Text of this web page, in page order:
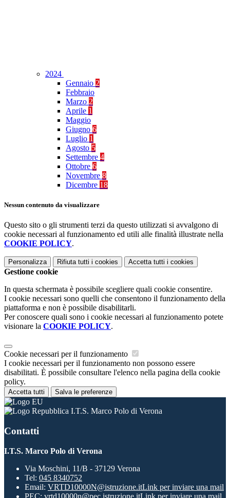
2024
Gennaio 2
Febbraio
Marzo 2
Aprile 1
Maggio
Giugno 6
Luglio 1
Agosto 5
Settembre 4
Ottobre 6
Novembre 8
Dicembre 18
Nessun contenuto da visualizzare
Questo sito o gli strumenti terzi da questo utilizzati si avvalgono di
cookie necessari al funzionamento ed utili alle finalità illustrate nella
COOKIE POLICY.
Personalizza Rifiuta tutti i cookies Accetta tutti i cookies
Gestione cookie
In questa schermata è possibile scegliere quali cookie consentire.
I cookie necessari sono quelli che consentono il funzionamento della
piattaforma e non è possibile disabilitarli.
Per conoscere quali sono i cookie necessari al funzionamento potete
visionare la COOKIE POLICY.
Cookie necessari per il funzionamento
I cookie necessari per il funzionamento non possono essere
disabilitati. È possibile consultare l'elenco nella pagina della cookie
policy.
Accetta tutti Salva le preferenze
I.T.S. Marco Polo di Verona
Contatti
I.T.S. Marco Polo di Verona
Via Moschini, 11/B - 37129 Verona
Tel: 045 8340752
Email: VRTD10000N@istruzione.itLink per inviare una mail
PEC: vrtd10000n@pec.istruzione.itLink per inviare una mail